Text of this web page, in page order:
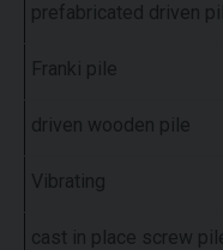
prefabricated driven
Franki pile
driven wooden pile
Vibrating
cast in place screw